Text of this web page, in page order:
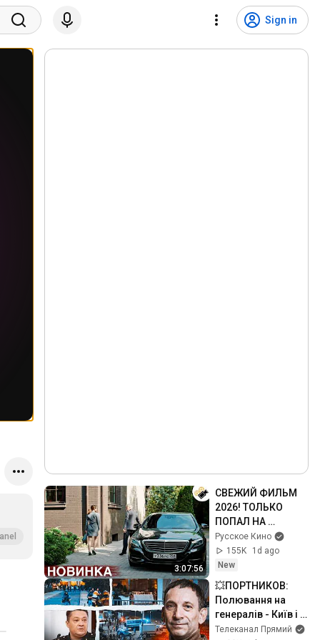
Sign in
3:07:56
СВЕЖИЙ ФИЛЬМ
2026! ТОЛЬКО
ПОПАЛ НА
ЭКРАНЫ! НА
РЕАЛЬНЫХ
СОБЫТИЯХ! "С
ЧИСТОГО ЛИСТА"
ВСЕ СЕРИИ
ПОДРЯД
Русское Кино
155K
1d ago
New
💥ПОРТНИКОВ:
Полювання на
генералів - Київ і
Москва НЕ
Телеканал Прямий